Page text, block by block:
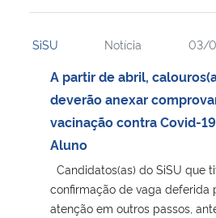
SiSU Notícia 03/
A partir de abril,
deverão anexar
vacinação contra Covid-
Aluno
Candidatos(as) do SiSU que
confirmação de vaga deferida
atenção em outros passos,